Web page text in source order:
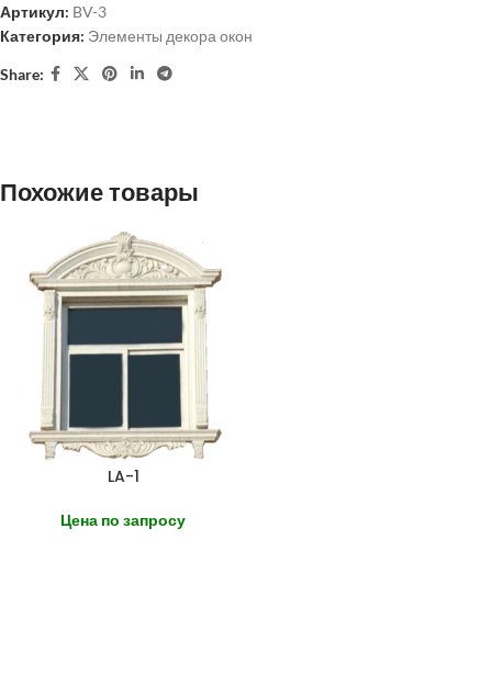
Артикул: BV-3
Категория: Элементы декора окон
Share:
Похожие товары
LA-1
Цена по запросу